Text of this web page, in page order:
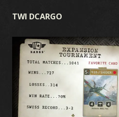
TWI DCARGO
KARDS 是什麼
KARDS 學院
常見問題
收藏
收藏 卡组生成器 卡組